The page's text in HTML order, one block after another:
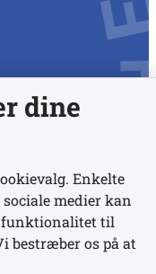
dine
Enkelte
medier kan
funktionalitet til
bestræber os på at